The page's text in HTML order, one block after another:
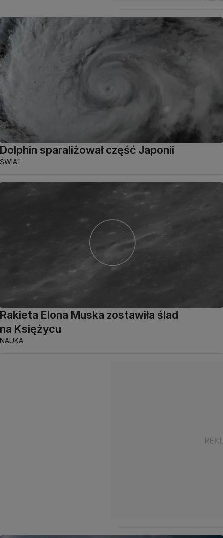
Dolphin sparaliżował część Japonii
ŚWIAT
Rakieta Elona Muska zostawiła ślad
na Księżycu
NAUKA